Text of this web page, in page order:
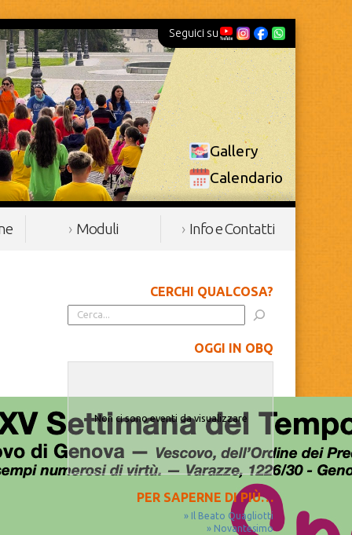
Seguici su
Gallery
Calendario
Moduli Info e Contatti
CERCHI QUALCOSA?
OGGI IN OBQ
Non ci sono eventi da visualizzare
PER SAPERNE DI PIÙ…
Il Beato Quagliotti
Novantesimo